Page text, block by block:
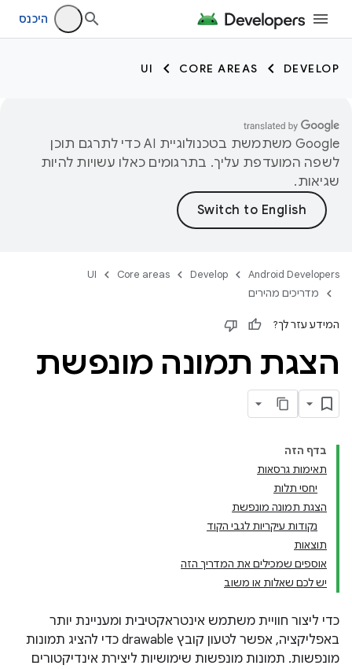
היכנס
DEVELOP
CORE AREAS
UI
‫Google משתמשת בטכנולוגיית AI כדי לתרגם תוכן
לשפה המועדפת עליך. בתרגומים כאלו עשויות להיות
שגיאות.
Android Developers
Develop
Core areas
UI
מדריכים מהירים
המידע עזר לך?
הצגת תמונה מונפשת
בדף הזה
תאימות גרסאות
יחסי תלות
הצגת תמונה מונפשת
נקודות עיקריות לגבי הקוד
תוצאות
אוספים שמכילים את המדריך הזה
יש לכם שאלות או משוב
כדי ליצור חוויית משתמש אינטראקטיבית ומעניינת יותר
באפליקציה, אפשר לטעון קובץ drawable כדי להציג תמונות
מונפשות. תמונות מונפשות שימושיות ליצירת אינדיקטורים